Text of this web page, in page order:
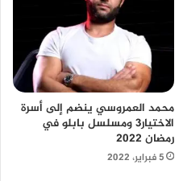
محمد العمروسي ينضم إلى أسرة
الاختيار3 ومسلسل بابلو في
رمضان 2022
5 فبراير، 2022